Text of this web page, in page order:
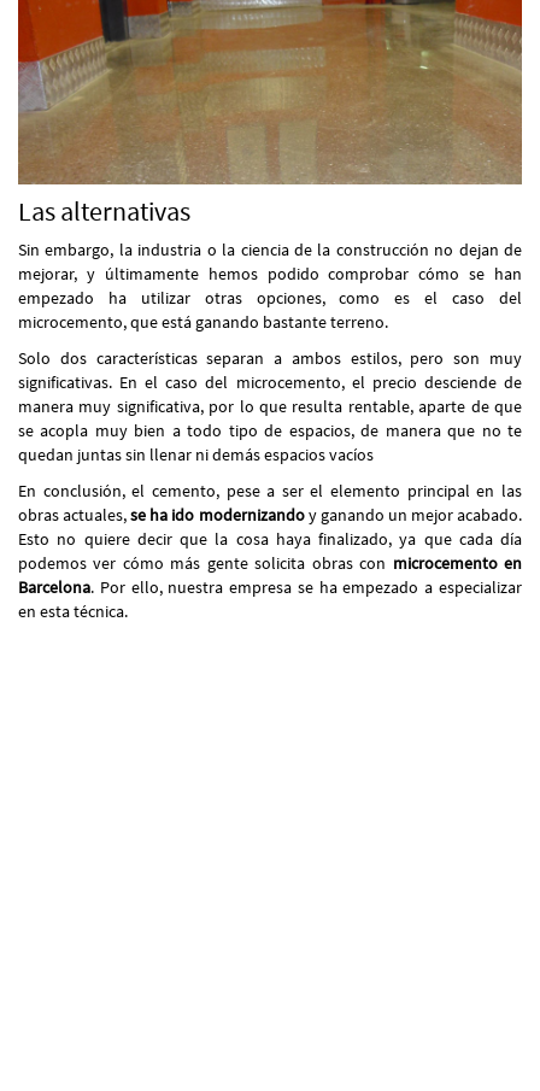
Las alternativas
Sin embargo, la industria o la ciencia de la construcción no dejan de
mejorar, y últimamente hemos podido comprobar cómo se han
empezado ha utilizar otras opciones, como es el caso del
microcemento, que está ganando bastante terreno.
Solo dos características separan a ambos estilos, pero son muy
significativas. En el caso del microcemento, el precio desciende de
manera muy significativa, por lo que resulta rentable, aparte de que
se acopla muy bien a todo tipo de espacios, de manera que no te
quedan juntas sin llenar ni demás espacios vacíos
En conclusión, el cemento, pese a ser el elemento principal en las
obras actuales,se ha ido modernizandoy ganando un mejor acabado.
Esto no quiere decir que la cosa haya finalizado, ya que cada día
podemos ver cómo más gente solicita obras con microcemento en
Barcelona. Por ello, nuestra empresa se ha empezado a especializar
en esta técnica.